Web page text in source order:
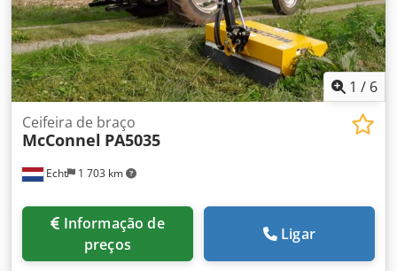
1 / 6
Echt 1 703 km
Ceifeira de braço
McConnel PA5035
preços
Ligar